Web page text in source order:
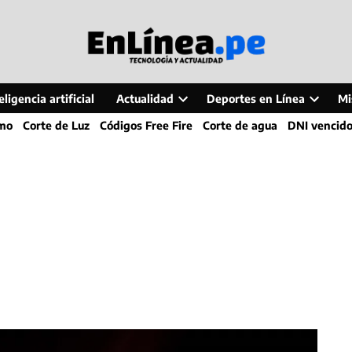
artificial Actualidad
Open
dropdown
Deportes en Línea
Open
dropdown
Corte de Luz Códigos Free Fire Corte de agua DNI vencido